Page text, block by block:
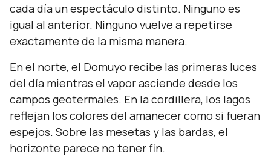
cada día un espectáculo distinto. Ninguno es
igual al anterior. Ninguno vuelve a repetirse
exactamente de la misma manera.
En el norte, el Domuyo recibe las primeras luces
del día mientras el vapor asciende desde los
campos geotermales. En la cordillera, los lagos
reflejan los colores del amanecer como si fueran
espejos. Sobre las mesetas y las bardas, el
horizonte parece no tener fin.